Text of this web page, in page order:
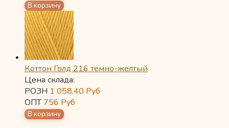
Коттон Голд 216 темно-желтый
Цена склада:
РОЗН 1 058,40 Руб
ОПТ756 Руб